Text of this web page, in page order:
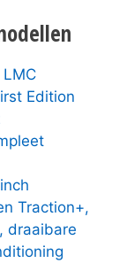
Edition
Traction+,
draaibare